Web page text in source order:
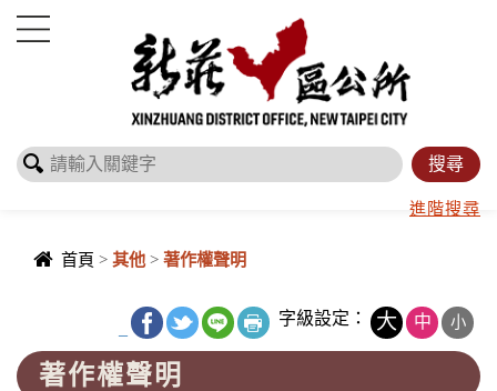
進入內容區塊
進階搜尋
首頁 > 其他> 著作權聲明
字級設定： 大 中 小
著作權聲明